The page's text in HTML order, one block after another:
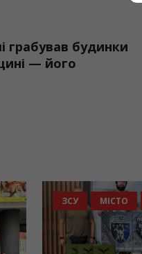
будинки
— його
ЗСУ